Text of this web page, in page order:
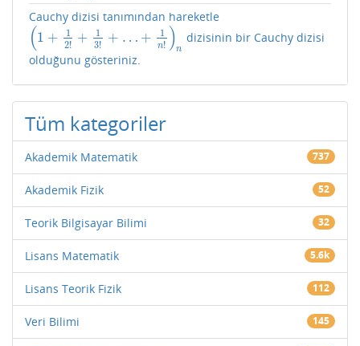
Cauchy dizisi tanımından hareketle
(1 +
1
2! +
1
3! + … + 1
n! )n
(1+ 12 +1 3!+ …+ 1n ) n
dizisinin bir Cauchy dizisi
olduğunu gösteriniz.
Tüm kategoriler
Akademik Matematik 737
Akademik Fizik 52
Teorik Bilgisayar Bilimi 32
Lisans Matematik 5.6k
Lisans Teorik Fizik 112
Veri Bilimi 145